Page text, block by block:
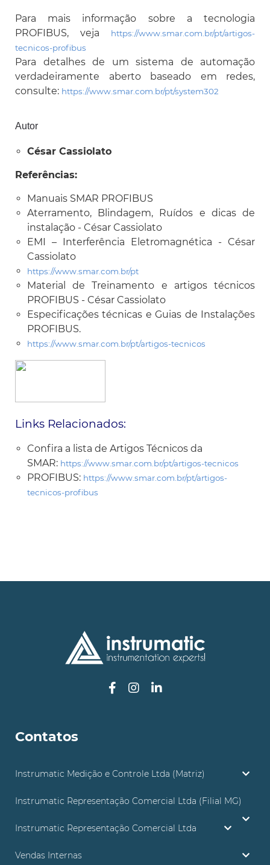
Para mais informação sobre a tecnologia
PROFIBUS, veja
https://www.smar.com.br/pt/artigos-
tecnicos-profibus
Para detalhes de um sistema de automação
verdadeiramente aberto baseado em redes,
consulte: https://www.smar.com.br/pt/system302
Autor
César Cassiolato
Referências:
Manuais SMAR PROFIBUS
Aterramento, Blindagem, Ruídos e dicas de
instalação - César Cassiolato
EMI – Interferência Eletromagnética - César
Cassiolato
https://www.smar.com.br/pt
Material de Treinamento e artigos técnicos
PROFIBUS - César Cassiolato
Especificações técnicas e Guias de Instalações
PROFIBUS.
https://www.smar.com.br/pt/artigos-tecnicos
Links Relacionados:
Confira a lista de Artigos Técnicos da
SMAR: https://www.smar.com.br/pt/artigos-tecnicos
PROFIBUS: https://www.smar.com.br/pt/artigos-
tecnicos-profibus
Contatos
Instrumatic Medição e Controle Ltda (Matriz)
Instrumatic Representação Comercial Ltda (Filial MG)
Instrumatic Representação Comercial Ltda
Vendas Internas